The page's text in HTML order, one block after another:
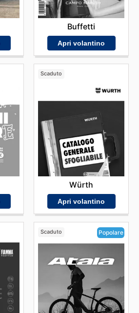
Buffetti
Apri volantino
Scaduto
Würth
Apri volantino
Scaduto Popolare